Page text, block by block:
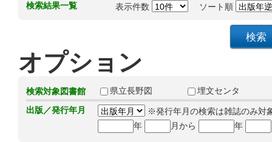
検索結果一覧 表示件数 ソート順
オプション
検索対象図書館 県立長野図
埋文センタ
出版／発行年月
※発行年月の検索は雑誌のみ対
年
月から 年